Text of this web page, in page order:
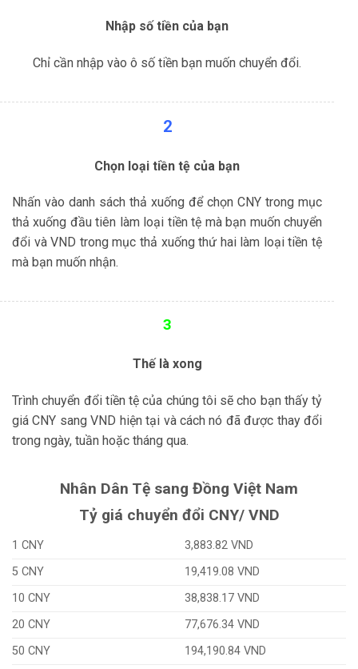
Nhập số tiền của bạn
Chỉ cần nhập vào ô số tiền bạn muốn chuyển đổi.
2
Chọn loại tiền tệ của bạn
Nhấn vào danh sách thả xuống để chọn CNY trong mục
thả xuống đầu tiên làm loại tiền tệ mà bạn muốn chuyển
đổi và VND trong mục thả xuống thứ hai làm loại tiền tệ
mà bạn muốn nhận.
3
Thế là xong
Trình chuyển đổi tiền tệ của chúng tôi sẽ cho bạn thấy tỷ
giá CNY sang VND hiện tại và cách nó đã được thay đổi
trong ngày, tuần hoặc tháng qua.
Nhân Dân Tệ sang Đồng Việt Nam
Tỷ giá chuyển đổi CNY/ VND
1 CNY
3,883.82 VND
5 CNY
19,419.08 VND
10 CNY
38,838.17 VND
20 CNY
77,676.34 VND
50 CNY
194,190.84 VND